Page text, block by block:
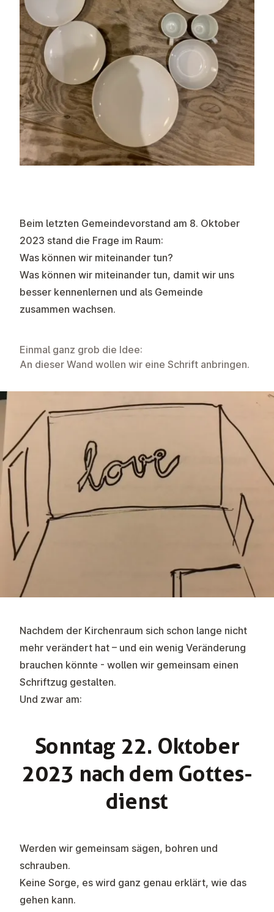
Beim letzten Gemeindevorstand am 8. Oktober
2023 stand die Frage im Raum:
Was können wir miteinander tun?
Was können wir miteinander tun, damit wir uns
besser kennenlernen und als Gemeinde
zusammen wachsen.
Einmal ganz grob die Idee:
An dieser Wand wollen wir eine Schrift anbringen.
Nachdem der Kirchenraum sich schon lange nicht
mehr verändert hat – und ein wenig Veränderung
brauchen könnte - wollen wir gemeinsam einen
Schriftzug gestalten.
Und zwar am:
Sonntag 22. Oktober
2023 nach dem Gottes­
di­enst
Werden wir gemeinsam sägen, bohren und
schrauben.
Keine Sorge, es wird ganz genau erklärt, wie das
gehen kann.